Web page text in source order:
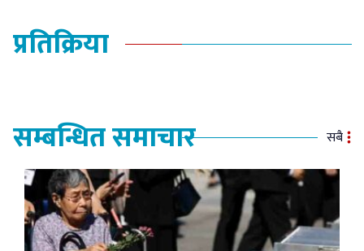
प्रतिक्रिया
सम्बन्धित समाचार सबै